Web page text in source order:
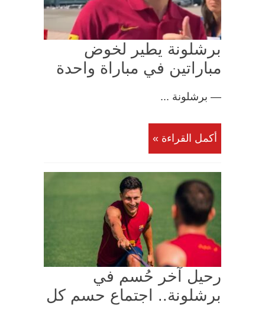
برشلونة يطير لخوض
مباراتين في مباراة واحدة
— برشلونة ...
أكمل القراءة »
رحيل آخر حُسم في
برشلونة.. اجتماع حسم كل